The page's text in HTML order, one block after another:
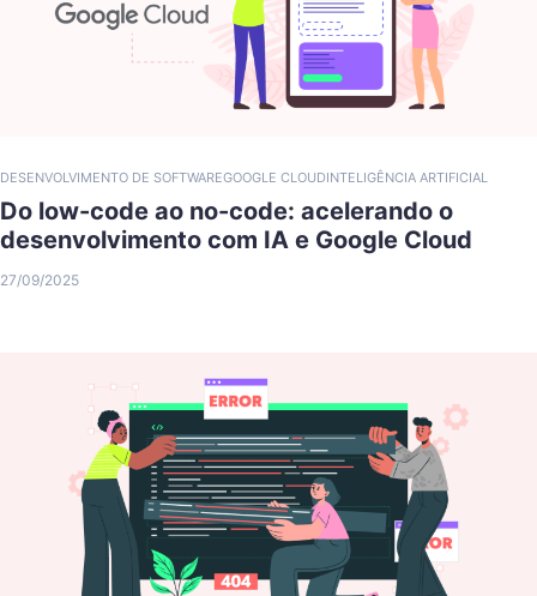
DESENVOLVIMENTO DE SOFTWAREGOOGLE CLOUDINTELIGÊNCIA ARTIFICIAL
Do low-code ao no-code: acelerando o
desenvolvimento com IA e Google Cloud
27/09/2025